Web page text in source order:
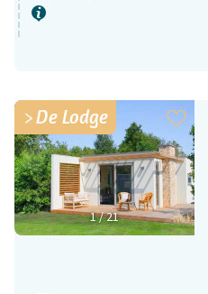
1/21
De Lodge